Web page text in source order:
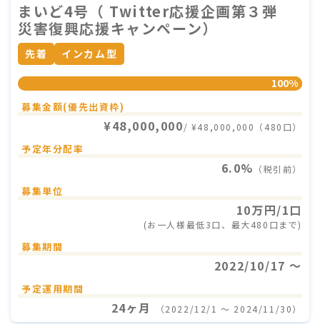
まいど4号（ Twitter応援企画第３弾
災害復興応援キャンペーン）
先着 インカム型
100%
募集金額(優先出資枠)
¥48,000,000/ ¥48,000,000（480口）
予定年分配率
6.0% （税引前）
募集単位
10万円/1口
(お一人様最低3口、最大480口まで)
募集期間
2022/10/17 〜
予定運用期間
24ヶ月 （2022/12/1 〜 2024/11/30）